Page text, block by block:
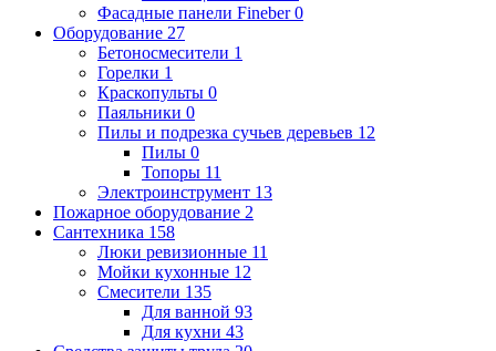
Фасадные панели Fineber0
Оборудование 27
Бетоносмесители 1
Горелки 1
Краскопульты 0
Паяльники 0
Пилы и подрезка сучьев деревьев 12
Пилы 0
Топоры 11
Электроинструмент 13
Пожарное оборудование 2
Сантехника 158
Люки ревизионные 11
Мойки кухонные 12
Смесители 135
Для ванной 93
Для кухни 43